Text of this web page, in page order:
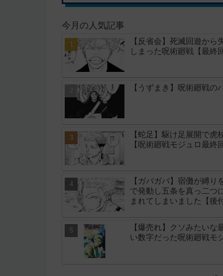
今月の人気記事
【反省会】死滅回遊か
しまった呪術廻戦【最終
【うずまき】呪術廻戦
【蛇足】駆け足展開で
【呪術廻戦モジュロ最終
【ガバガバ】宿儺が縛
で発動し五条を真っ二つ
まれてしまいました【後
【爆売れ】クソみたい
い数字だった呪術廻戦モ